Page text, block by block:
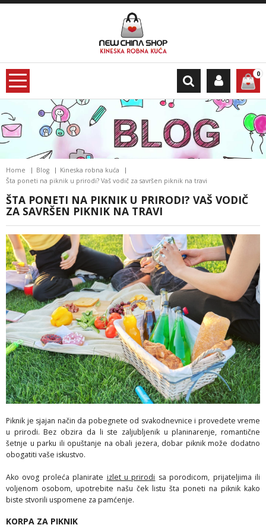
0
Home Blog
Kineska robna kuća
Šta poneti na piknik u prirodi? Vaš vodič za savršen piknik na travi
ŠTA PONETI NA PIKNIK U PRIRODI? VAŠ VODIČ
ZA SAVRŠEN PIKNIK NA TRAVI
Piknik je sjajan način da pobegnete od svakodnevnice i provedete vreme
u prirodi. Bez obzira da li ste zaljubljenik u planinarenje, romantične
šetnje u parku ili opuštanje na obali jezera, dobar piknik može dodatno
obogatiti vaše iskustvo.
Ako ovog proleća planirate izlet u prirodi sa porodicom, prijateljima ili
voljenom osobom, upotrebite našu ček listu šta poneti na piknik kako
biste stvorili uspomene za pamćenje.
KORPA ZA PIKNIK